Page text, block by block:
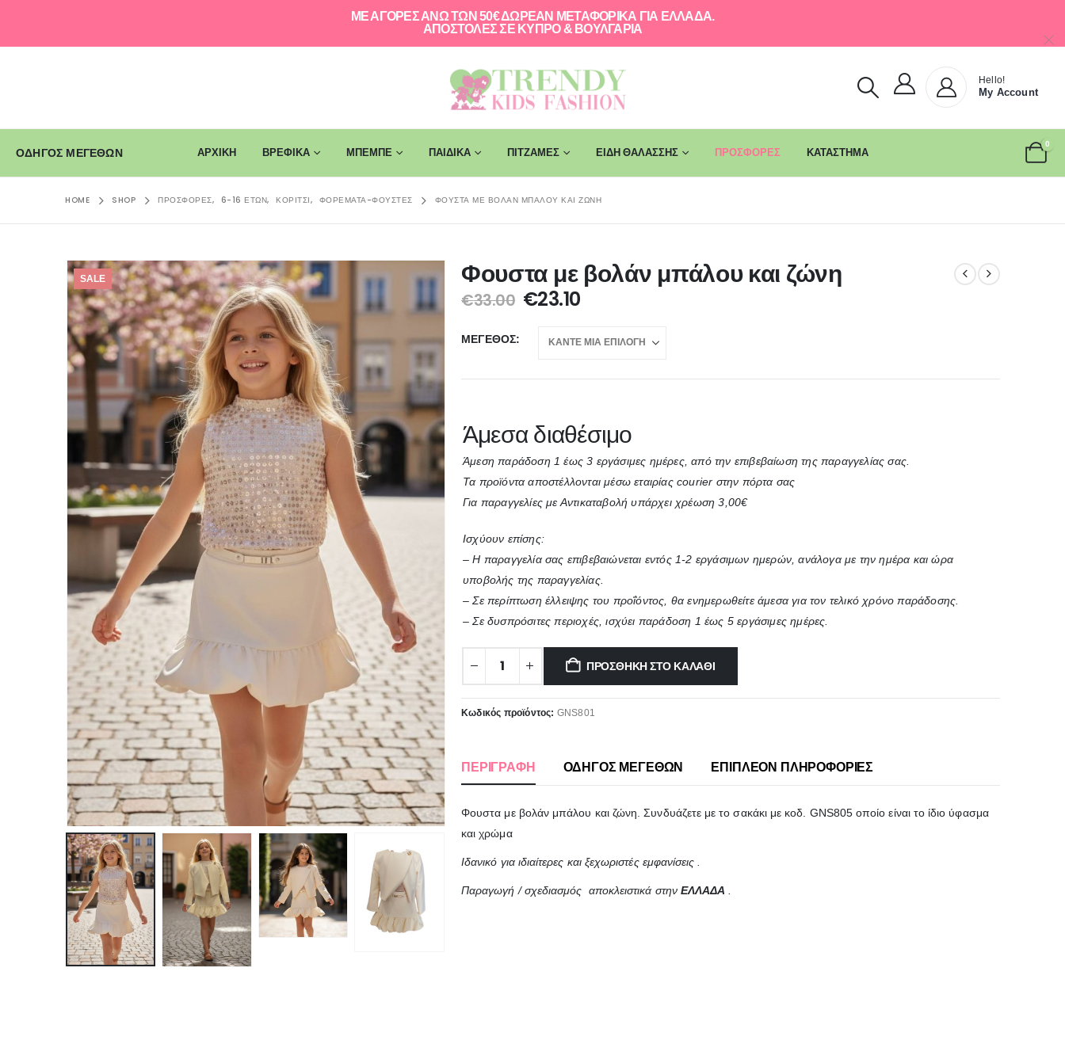
ΜΕ ΑΓΟΡΕΣ ΑΝΩ ΤΩΝ 50€ ΔΩΡΕΑΝ ΜΕΤΑΦΟΡΙΚΑ ΓΙΑ ΕΛΛAΔΑ.
ΑΠΟΣΤΟΛΕΣ ΣΕ ΚΥΠΡΟ & ΒΟΥΛΓΑΡΙΑ
Hello!
My Account
ΟΔΗΓΟΣ ΜΕΓΕΘΩΝ ΑΡΧΙΚΗ ΒΡΕΦΙΚΑ ΜΠΕΜΠΕ ΠΑΙΔΙΚΑ ΠΙΤΖΑΜΕΣ ΕΙΔΗ ΘΑΛΑΣΣΗΣ ΠΡΟΣΦΟΡΕΣ ΚΑΤΑΣΤΗΜΑ
0
HOME SHOP ΠΡΟΣΦΟΡΈΣ, 6-16 ΕΤΏΝ, ΚΟΡΊΤΣΙ, ΦΟΡΈΜΑΤΑ-ΦΟΎΣΤΕΣ ΦΟΥΣΤΑ ΜΕ ΒΟΛΆΝ ΜΠΆΛΟΥ ΚΑΙ ΖΏΝΗ
SALE Φουστα με βολάν μπάλου και ζώνη
€33.00 €23.10
ΜΈΓΕΘΟΣ
Άμεσα διαθέσιμο
Άμεση παράδοση 1 έως 3 εργάσιμες ημέρες, από την επιβεβαίωση της παραγγελίας σας.
Τα προϊόντα αποστέλλονται μέσω εταιρίας courier στην πόρτα σας
Για παραγγελίες με Αντικαταβολή υπάρχει χρέωση 3,00€
Ισχύουν επίσης:
– Η παραγγελία σας επιβεβαιώνεται εντός 1-2 εργάσιμων ημερών, ανάλογα με την ημέρα και ώρα
υποβολής της παραγγελίας.
– Σε περίπτωση έλλειψης του προΐόντος, θα ενημερωθείτε άμεσα για τον τελικό χρόνο παράδοσης.
– Σε δυσπρόσιτες περιοχές, ισχύει παράδοση 1 έως 5 εργάσιμες ημέρες.
ΠΡΟΣΘΉΚΗ ΣΤΟ ΚΑΛΆΘΙ
Κωδικός προϊόντος: GNS801
ΠΕΡΙΓΡΑΦΉ ΟΔΗΓΟΣ ΜΕΓΕΘΩΝ ΕΠΙΠΛΈΟΝ ΠΛΗΡΟΦΟΡΊΕΣ
Φουστα με βολάν μπάλου και ζώνη. Συνδυάζετε με το σακάκι με κοδ. GNS805 οποίο είναι το ίδιο ύφασμα
και χρώμα
Ιδανικό για ιδιαίτερες και ξεχωριστές εμφανίσεις .
Παραγωγή / σχεδιασμός αποκλειστικά στην ΕΛΛΑΔΑ